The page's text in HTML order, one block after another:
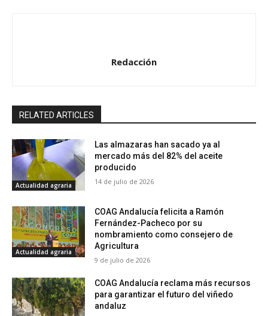
Redacción
RELATED ARTICLES
Actualidad agraria
Las almazaras han sacado ya al
mercado más del 82% del aceite
producido
14 de julio de 2026
Actualidad agraria
COAG Andalucía felicita a Ramón
Fernández-Pacheco por su
nombramiento como consejero de
Agricultura
9 de julio de 2026
COAG Andalucía reclama más recursos
para garantizar el futuro del viñedo
andaluz